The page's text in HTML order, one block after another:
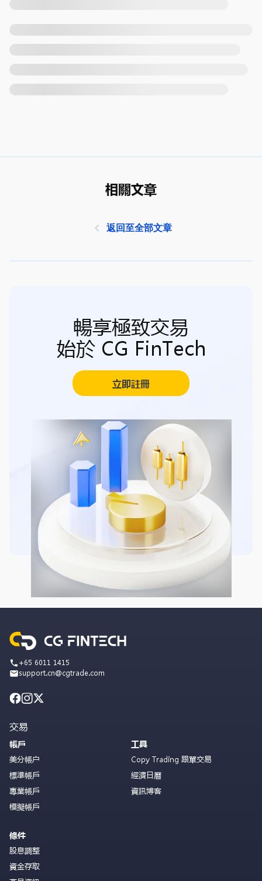
相關文章
返回至全部文章
暢享極致交易
始於 CG FinTech
立即註冊
+65 6011 1415
support.cn@cgtrade.com
交易
帳戶
美分帳户
標準帳戶
專業帳戶
模擬帳戶
條件
股息調整
資金存取
工具
Copy Trading 跟單交易
經濟日曆
資訊博客